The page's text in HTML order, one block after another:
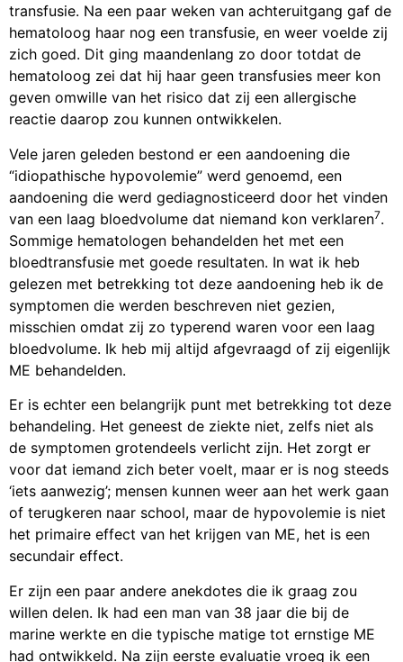
transfusie. Na een paar weken van achteruitgang gaf de
hematoloog haar nog een transfusie, en weer voelde zij
zich goed. Dit ging maandenlang zo door totdat de
hematoloog zei dat hij haar geen transfusies meer kon
geven omwille van het risico dat zij een allergische
reactie daarop zou kunnen ontwikkelen.
Vele jaren geleden bestond er een aandoening die
“idiopathische hypovolemie” werd genoemd, een
aandoening die werd gediagnosticeerd door het vinden
van een laag bloedvolume dat niemand kon verklaren7.
Sommige hematologen behandelden het met een
bloedtransfusie met goede resultaten. In wat ik heb
gelezen met betrekking tot deze aandoening heb ik de
symptomen die werden beschreven niet gezien,
misschien omdat zij zo typerend waren voor een laag
bloedvolume. Ik heb mij altijd afgevraagd of zij eigenlijk
ME behandelden.
Er is echter een belangrijk punt met betrekking tot deze
behandeling. Het geneest de ziekte niet, zelfs niet als
de symptomen grotendeels verlicht zijn. Het zorgt er
voor dat iemand zich beter voelt, maar er is nog steeds
‘iets aanwezig’; mensen kunnen weer aan het werk gaan
of terugkeren naar school, maar de hypovolemie is niet
het primaire effect van het krijgen van ME, het is een
secundair effect.
Er zijn een paar andere anekdotes die ik graag zou
willen delen. Ik had een man van 38 jaar die bij de
marine werkte en die typische matige tot ernstige ME
had ontwikkeld. Na zijn eerste evaluatie vroeg ik een